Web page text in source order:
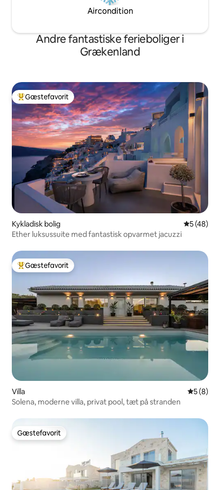
Aircondition
Andre fantastiske ferieboliger i
Grækenland
Bedste gæstefavorit
Gæstefavorit
Kykladisk bolig 5 ud af 5 i
5 (48)
Ether luksussuite med fantastisk opvarmet jacuzzi
Bedste gæstefavorit
Gæstefavorit
Villa 5 ud af 5
5 (8)
Solena, moderne villa, privat pool, tæt på stranden
Gæstefavorit
Gæstefavorit